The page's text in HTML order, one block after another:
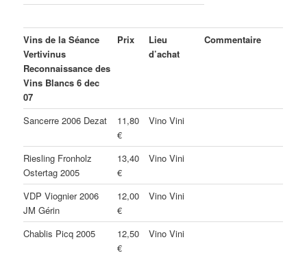
Vins de la Séance
Vertivinus
Reconnaissance des
Vins Blancs 6 dec
07
Prix
Lieu
d’achat
Commentaire
Sancerre 2006 Dezat
11,80
€
Vino Vini
Riesling Fronholz
Ostertag 2005
13,40
€
Vino Vini
VDP Viognier 2006
JM Gérin
12,00
€
Vino Vini
Chablis Picq 2005
12,50
€
Vino Vini